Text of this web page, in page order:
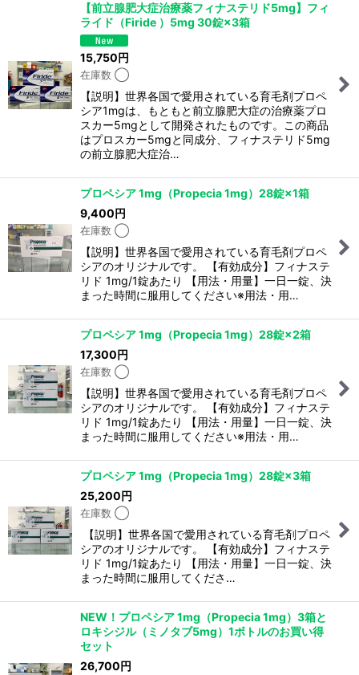
【前立腺肥大症治療薬フィナステリド5mg】フィ
ライド（Firide ）5mg 30錠×3箱
15,750円
在庫数 ◯
【説明】世界各国で愛用されている育毛剤プロペ
シア1mgは、もともと前立腺肥大症の治療薬プロ
スカー5mgとして開発されたものです。この商品
はプロスカー5mgと同成分、フィナステリド5mg
の前立腺肥大症治…
プロペシア 1mg（Propecia 1mg）28錠×1箱
9,400円
在庫数 ◯
【説明】世界各国で愛用されている育毛剤プロペ
シアのオリジナルです。 【有効成分】フィナステ
リド 1mg/1錠あたり 【用法・用量】一日一錠、決
まった時間に服用してください※用法・用…
プロペシア 1mg（Propecia 1mg）28錠×2箱
17,300円
在庫数 ◯
【説明】世界各国で愛用されている育毛剤プロペ
シアのオリジナルです。 【有効成分】フィナステ
リド 1mg/1錠あたり 【用法・用量】一日一錠、決
まった時間に服用してください※用法・用…
プロペシア 1mg（Propecia 1mg）28錠×3箱
25,200円
在庫数 ◯
【説明】世界各国で愛用されている育毛剤プロペ
シアのオリジナルです。 【有効成分】フィナステ
リド 1mg/1錠あたり 【用法・用量】一日一錠、決
まった時間に服用してくださ…
NEW！プロペシア 1mg（Propecia 1mg）3箱と
ロキシジル（ミノタブ5mg）1ボトルのお買い得
セット
26,700円